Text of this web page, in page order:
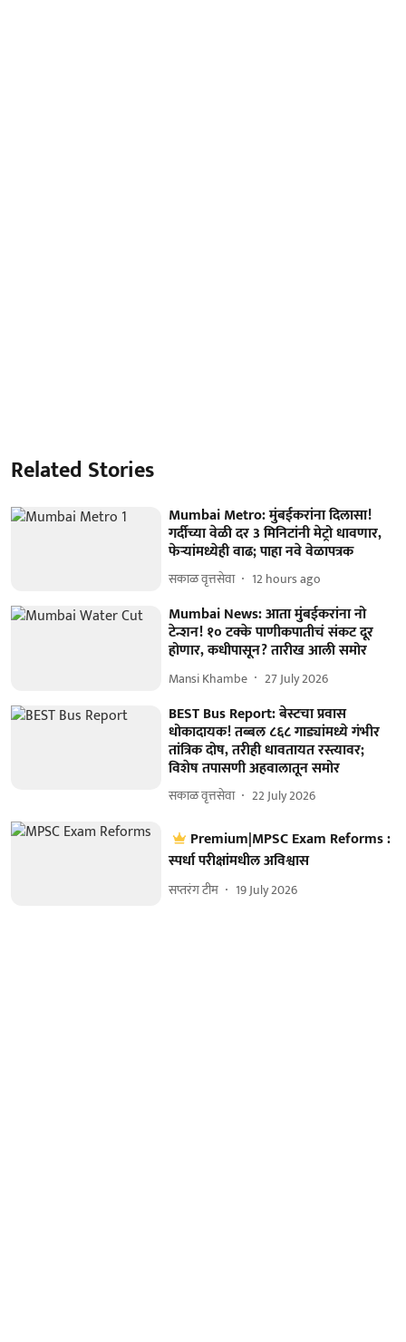
Related Stories
Mumbai Metro: मुंबईकरांना दिलासा!
गर्दीच्या वेळी दर 3 मिनिटांनी मेट्रो धावणार,
फेऱ्यांमध्येही वाढ; पाहा नवे वेळापत्रक
सकाळ वृत्तसेवा 12 hours ago
Mumbai News: आता मुंबईकरांना नो
टेन्शन! १० टक्के पाणीकपातीचं संकट दूर
होणार, कधीपासून? तारीख आली समोर
Mansi Khambe 27 July 2026
BEST Bus Report: बेस्टचा प्रवास
धोकादायक! तब्बल ८६८ गाड्यांमध्ये गंभीर
तांत्रिक दोष, तरीही धावतायत रस्त्यावर;
विशेष तपासणी अहवालातून समोर
सकाळ वृत्तसेवा 22 July 2026
Premium|MPSC Exam Reforms :
स्पर्धा परीक्षांमधील अविश्वास
सप्तरंग टीम 19 July 2026